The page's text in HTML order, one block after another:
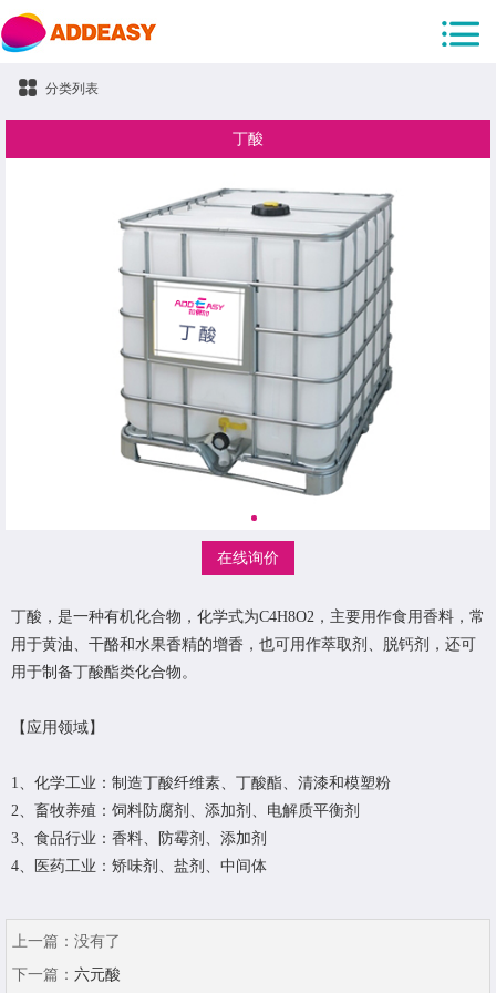
分类列表
丁酸
在线询价
丁酸，是一种有机化合物，化学式为C4H8O2，主要用作食用香料，常
用于黄油、干酪和水果香精的增香，也可用作萃取剂、脱钙剂，还可
用于制备丁酸酯类化合物。
【应用领域】
1、化学工业：制造丁酸纤维素、丁酸酯、清漆和模塑粉
2、畜牧养殖：饲料防腐剂、添加剂、电解质平衡剂
3、食品行业：香料、防霉剂、添加剂
4、医药工业：矫味剂、盐剂、中间体
上一篇： 没有了
下一篇： 六元酸